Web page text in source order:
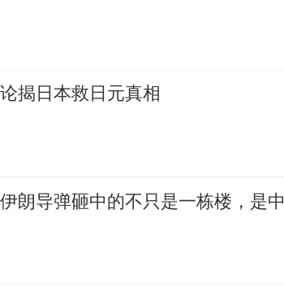
揭日本救日元真相
朗导弹砸中的不只是一栋楼，是中